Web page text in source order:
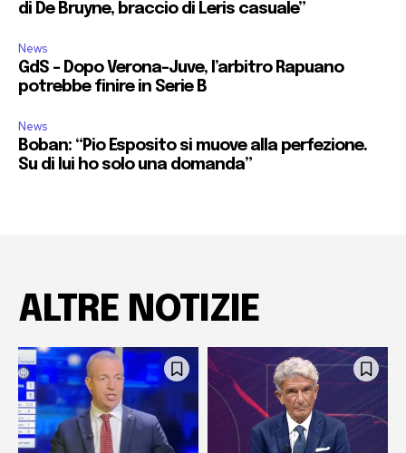
di De Bruyne, braccio di Leris casuale”
News
GdS – Dopo Verona-Juve, l’arbitro Rapuano
potrebbe finire in Serie B
News
Boban: “Pio Esposito si muove alla perfezione.
Su di lui ho solo una domanda”
ALTRE NOTIZIE